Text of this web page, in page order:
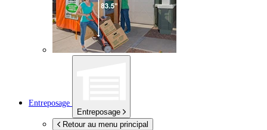
Entreposage
Entreposage
Retour au menu principal